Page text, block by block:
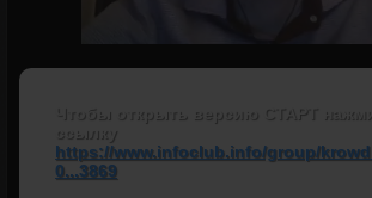
Чтобы открыть версию СТАРТ
https://www.infoclub.info/group/
0...3869